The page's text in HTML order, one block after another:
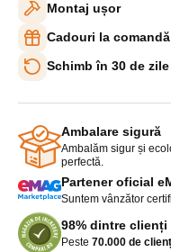
Montaj ușor
Cadouri la comandă
Schimb în 30 de zile
Ambalare sigură
Ambalăm sigur și
perfectă.
Partener oficial
Suntem vânzător
98% dintre clienți
Peste 70.000 de